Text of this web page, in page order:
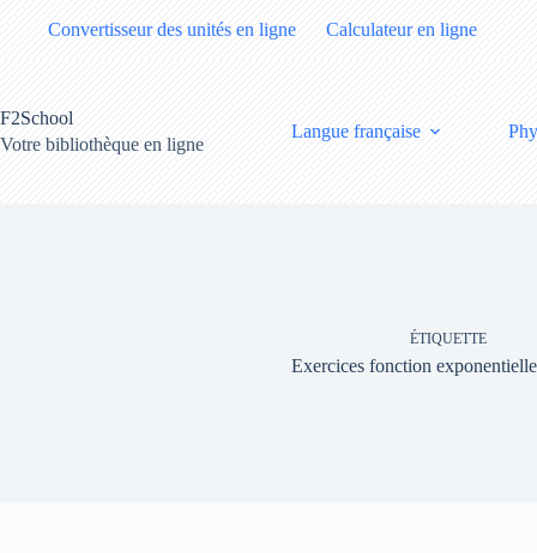
Convertisseur des unités en ligne Calculateur en ligne
F2School
Votre bibliothèque en ligne
Langue française
ÉTIQUETTE
Exercices fonction